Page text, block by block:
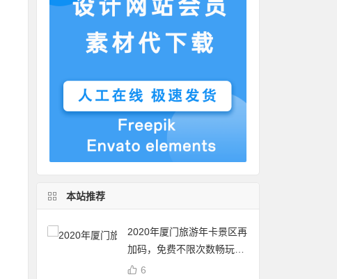
本站推荐
2020年厦门旅游年卡景区再
加码，免费不限次数畅玩24
个景点
6